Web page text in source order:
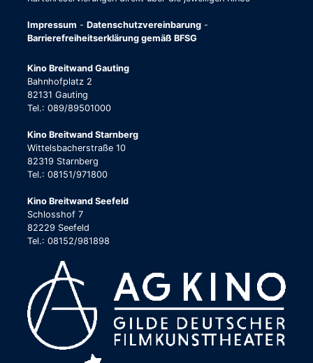
Impressum - Datenschutzvereinbarung -
Barrierefreiheitserklärung gemäß BFSG
Kino Breitwand Gauting
Bahnhofplatz 2
82131 Gauting
Tel.: 089/89501000
Kino Breitwand Starnberg
Wittelsbacherstraße 10
82319 Starnberg
Tel.: 08151/971800
Kino Breitwand Seefeld
Schlosshof 7
82229 Seefeld
Tel.: 08152/981898